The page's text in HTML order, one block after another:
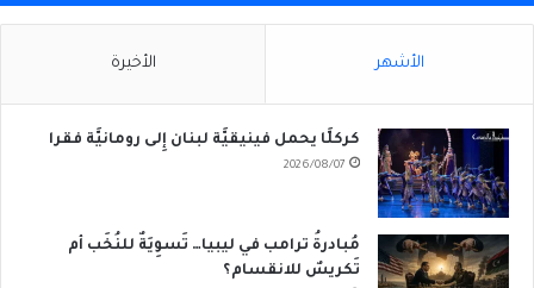
الأشهر الأخيرة
كركلَّا يحمل فينيقيَّة لبنان إِلى رومانيَّة فقرا
2026/08/07
مُبادرةُ ترامب في ليبيا… تَسوِيَةٌ للنُخَب أم
تَكريسٌ للانقسام؟